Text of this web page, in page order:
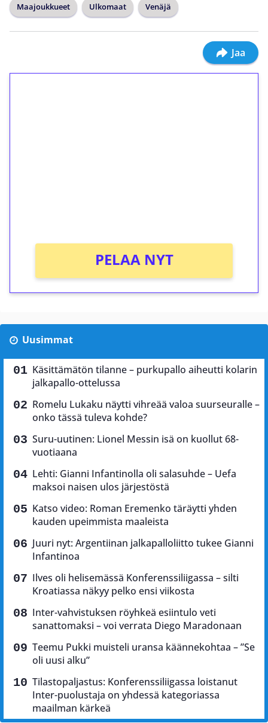
Maajoukkueet Ulkomaat Venäjä
Jaa
PELAA NYT
Uusimmat
Käsittämätön tilanne – purkupallo aiheutti kolarin
jalkapallo-ottelussa
Romelu Lukaku näytti vihreää valoa suurseuralle –
onko tässä tuleva kohde?
Suru-uutinen: Lionel Messin isä on kuollut 68-
vuotiaana
Lehti: Gianni Infantinolla oli salasuhde – Uefa
maksoi naisen ulos järjestöstä
Katso video: Roman Eremenko täräytti yhden
kauden upeimmista maaleista
Juuri nyt: Argentiinan jalkapalloliitto tukee Gianni
Infantinoa
Ilves oli helisemässä Konferenssiliigassa – silti
Kroatiassa näkyy pelko ensi viikosta
Inter-vahvistuksen röyhkeä esiintulo veti
sanattomaksi – voi verrata Diego Maradonaan
Teemu Pukki muisteli uransa käännekohtaa – ”Se
oli uusi alku”
Tilastopaljastus: Konferenssiliigassa loistanut
Inter-puolustaja on yhdessä kategoriassa
maailman kärkeä